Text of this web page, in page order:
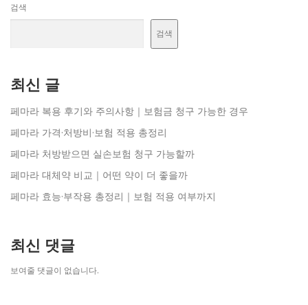
검색
검색
최신 글
페마라 복용 후기와 주의사항｜보험금 청구 가능한 경우
페마라 가격·처방비·보험 적용 총정리
페마라 처방받으면 실손보험 청구 가능할까
페마라 대체약 비교｜어떤 약이 더 좋을까
페마라 효능·부작용 총정리｜보험 적용 여부까지
최신 댓글
보여줄 댓글이 없습니다.